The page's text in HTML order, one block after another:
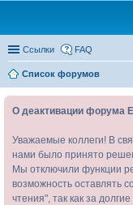
Ссылки FAQ
Список форумов
О деактивации форума
Уважаемые коллеги! В
нами было принято
Мы отключили функции
возможность оставлять
чтения", так как за